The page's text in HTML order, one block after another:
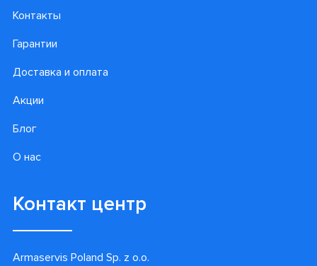
Контакты
Гарантии
Доставка и оплата
Акции
Блог
О нас
Контакт центр
Armaservis Poland Sp. z o.o.